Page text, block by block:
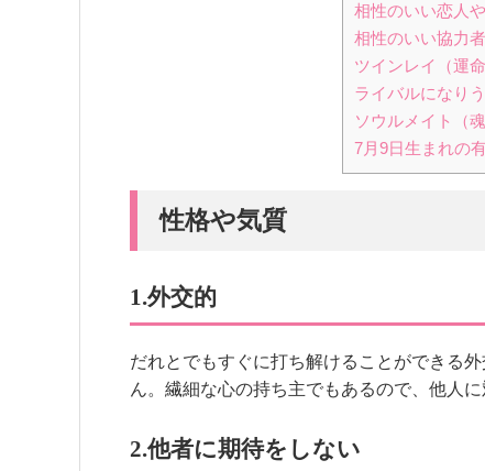
相性のいい恋人
相性のいい協力
ツインレイ（運
ライバルになり
ソウルメイト（
7月9日生まれの
性格や気質
1.外交的
だれとでもすぐに打ち解けることができる
ん。繊細な心の持ち主でもあるので、他人
2.他者に期待をしない